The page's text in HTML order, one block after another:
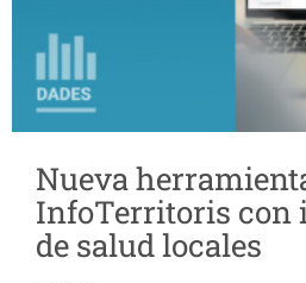
Nueva
InfoTerritoris con
de salud locales